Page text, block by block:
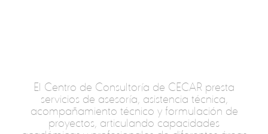
El Centro de Consultoría de CECAR presta
servicios de asesoría, asistencia técnica,
acompañamiento técnico y formulación de
proyectos, articulando capacidades